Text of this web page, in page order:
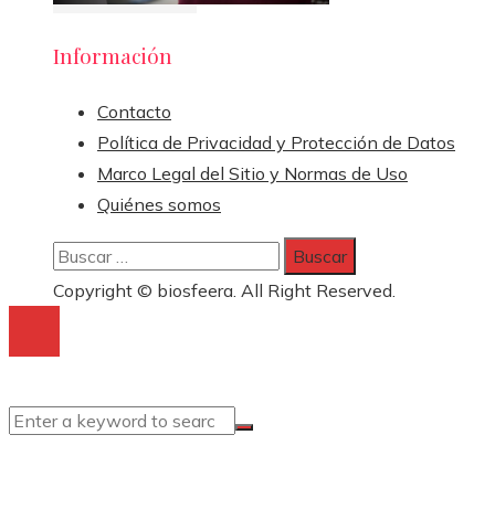
Información
Contacto
Política de Privacidad y Protección de Datos
Marco Legal del Sitio y Normas de Uso
Quiénes somos
Buscar:
Copyright © biosfeera. All Right Reserved.